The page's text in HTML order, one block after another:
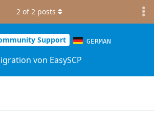
Support GERMAN
von EasySCP
2 of2 posts